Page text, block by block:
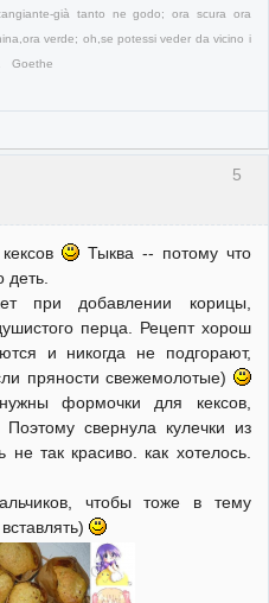
già tanto ne godo; ora scura ora
verde; oh,se potessi veder da vicino i
Goethe
5
кексов
Тыква -- потому что
при добавлении корицы,
перца. Рецепт хорош
и никогда не подгорают,
пряности свежемолотые)
формочки для кексов,
Поэтому свернула кулечки из
не так красиво. как хотелось.
чтобы тоже в тему